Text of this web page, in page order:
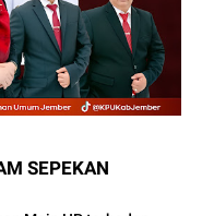
SEPEKAN